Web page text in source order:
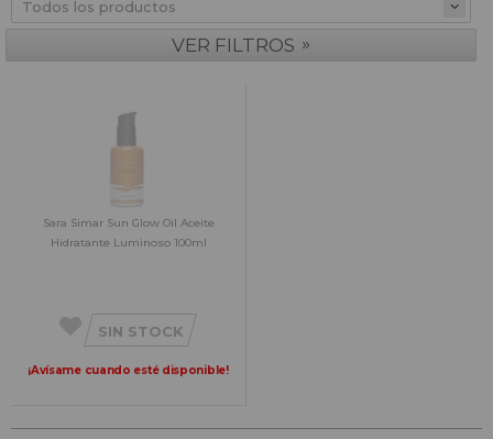
VER FILTROS »
Sara Simar Sun Glow Oil Aceite
Hidratante Luminoso 100ml
SIN STOCK
¡Avísame cuando esté disponible!